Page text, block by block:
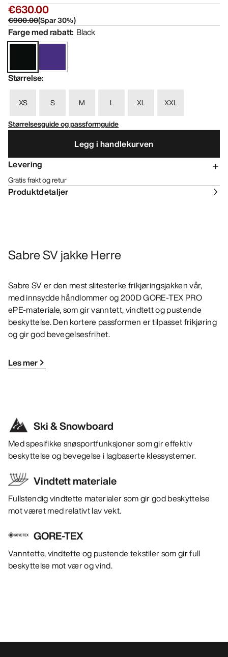
€630.00
€900.00(Spar30%)
Farge med rabatt: Black
Størrelse:
XS S M L XL
XXL
Størrelsesguide og passformguide
Legg i handlekurven
Levering
Gratis frakt og retur
Produktdetaljer
Sabre SV jakke Herre
Sabre SV er den mest slitesterke frikjøringsjakken vår,
med innsydde håndlommer og 200D GORE-TEX PRO
ePE-materiale, som gir vanntett, vindtett og pustende
beskyttelse. Den kortere passformen er tilpasset frikjøring
og gir god bevegelsesfrihet.
Les mer
Ski & Snowboard
Med spesifikke snøsportfunksjoner som gir effektiv
beskyttelse og bevegelse i lagbaserte klessystemer.
Vindtett materiale
Fullstendig vindtette materialer som gir god beskyttelse
mot været med relativt lav vekt.
GORE-TEX
Vanntette, vindtette og pustende tekstiler som gir full
beskyttelse mot vær og vind.